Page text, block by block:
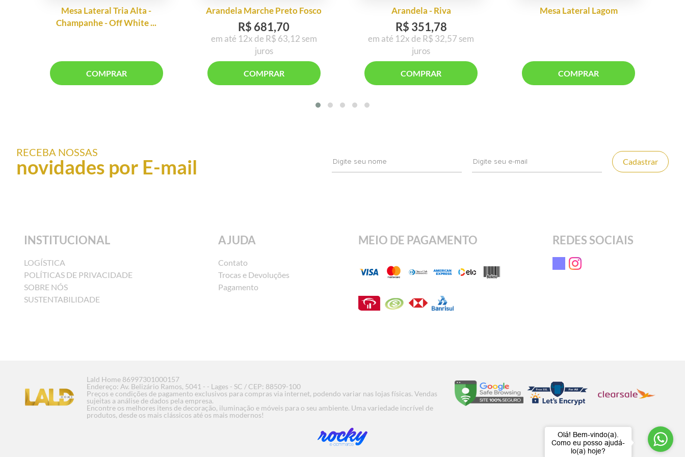
Mesa Lateral Tria Alta -
Champanhe - Off White ...
COMPRAR
Arandela Marche Preto Fosco
R$ 681,70
em até 12x de R$ 63,12 sem
juros
COMPRAR
Arandela - Riva
R$ 351,78
em até 12x de R$ 32,57 sem
juros
COMPRAR
Mesa Lateral Lagom
COMPRAR
RECEBA NOSSAS
novidades por E-mail Cadastrar
INSTITUCIONAL
LOGÍSTICA
POLÍTICAS DE PRIVACIDADE
SOBRE NÓS
SUSTENTABILIDADE
AJUDA
Contato
Trocas e Devoluções
Pagamento
MEIO DE PAGAMENTO REDES SOCIAIS
Lald Home 86997301000157
Endereço: Av. Belizário Ramos, 5041 - - Lages - SC / CEP: 88509-100
Preços e condições de pagamento exclusivos para compras via internet, podendo variar nas lojas físicas. Vendas
sujeitas a análise de dados pela empresa.
Encontre os melhores itens de decoração, iluminação e móveis para o seu ambiente. Uma variedade incrível de
produtos, desde os mais clássicos até os mais modernos!
Olá! Bem-vindo(a).
Como eu posso ajudá-
lo(a) hoje?